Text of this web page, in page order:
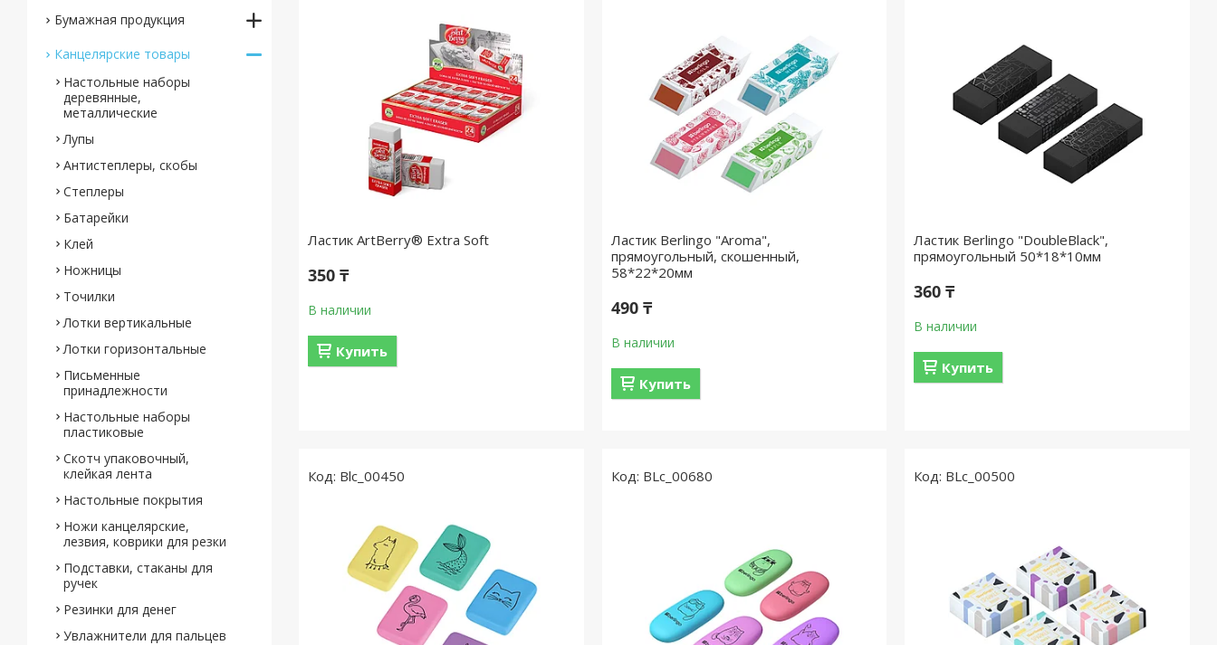
Ластик ArtBerry® Extra Soft
350 ₸
В наличии
Купить
Ластик Berlingo "Aroma",
прямоугольный, скошенный,
58*22*20мм
490 ₸
В наличии
Купить
Ластик Berlingo "DoubleBlack",
прямоугольный 50*18*10мм
360 ₸
В наличии
Купить
Blc_00450 BLc_00680 BLc_00500
Бумажная продукция
Канцелярские товары
Настольные наборы
деревянные,
металлические
Лупы
Антистеплеры, скобы
Степлеры
Батарейки
Клей
Ножницы
Точилки
Лотки вертикальные
Лотки горизонтальные
Письменные
принадлежности
Настольные наборы
пластиковые
Скотч упаковочный,
клейкая лента
Настольные покрытия
Ножи канцелярские,
лезвия, коврики для резки
Подставки, стаканы для
ручек
Резинки для денег
Увлажнители для пальцев